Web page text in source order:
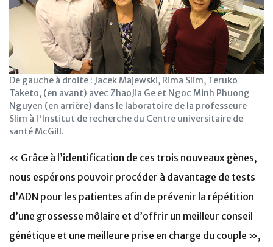
De gauche à droite : Jacek Majewski, Rima Slim, Teruko
Taketo, (en avant) avec ZhaoJia Ge et Ngoc Minh Phuong
Nguyen (en arrière) dans le laboratoire de la professeure
Slim à l'Institut de recherche du Centre universitaire de
santé McGill.
« Grâce à l’identification de ces trois nouveaux gènes,
nous espérons pouvoir procéder à davantage de tests
d’ADN pour les patientes afin de prévenir la répétition
d’une grossesse môlaire et d’offrir un meilleur conseil
génétique et une meilleure prise en charge du couple »,